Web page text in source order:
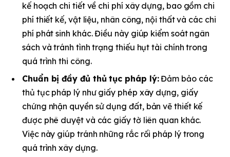
kế hoạch chi tiết về chi phí xây dựng, bao gồm chi
phí thiết kế, vật liệu, nhân công, nội thất và các chi
phí phát sinh khác. Điều này giúp kiểm soát ngân
sách và tránh tình trạng thiếu hụt tài chính trong
quá trình thi công.​
Chuẩn bị đầy đủ thủ tục pháp lý:Đảm bảo các
thủ tục pháp lý như giấy phép xây dựng, giấy
chứng nhận quyền sử dụng đất, bản vẽ thiết kế
được phê duyệt và các giấy tờ liên quan khác.
Việc này giúp tránh những rắc rối pháp lý trong
quá trình xây dựng.​